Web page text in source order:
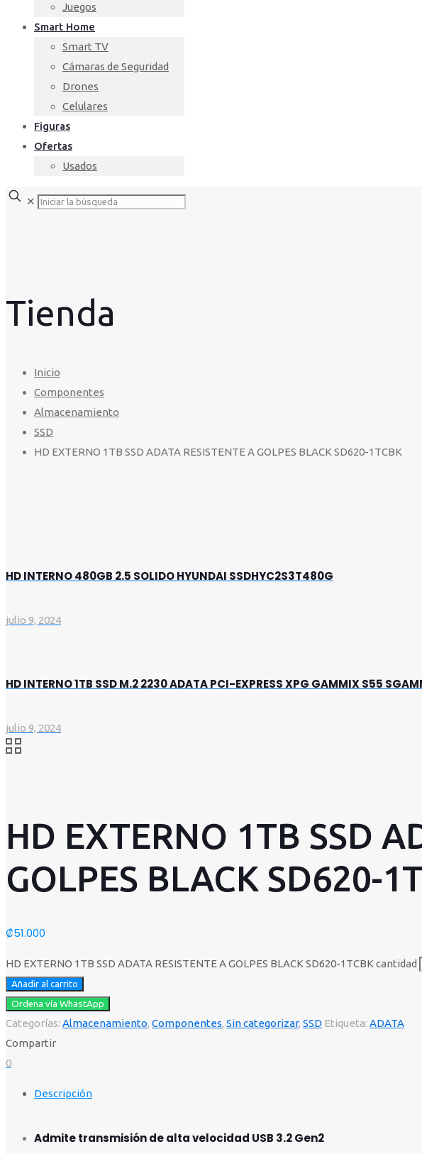
Juegos
Smart Home
Smart TV
Cámaras de Seguridad
Drones
Celulares
Figuras
Ofertas
Usados
✕
Tienda
Inicio
Componentes
Almacenamiento
SSD
HD EXTERNO 1TB SSD ADATA RESISTENTE A GOLPES BLACK SD620-1TCBK
HD INTERNO 480GB 2.5 SOLIDO HYUNDAI SSDHYC2S3T480G
julio 9, 2024
HD INTERNO 1TB SSD M.2 2230 ADATA PCI-EXPRESS XPG GAMMIX S55
julio 9, 2024
HD EXTERNO 1TB SSD
GOLPES BLACK SD620-
₡51.000
HD EXTERNO 1TB SSD ADATA RESISTENTE A GOLPES BLACK SD620-1TCBK cantidad
Añadir al carrito
Ordena vía WhastApp
Categorías: Almacenamiento, Componentes, Sin categorizar, SSD Etiqueta: ADATA
Compartir
0
Descripción
Admite transmisión de alta velocidad USB 3.2 Gen2